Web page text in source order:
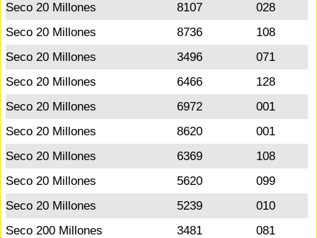
Seco 20 Millones
8107
028
Seco 20 Millones
8736
108
Seco 20 Millones
3496
071
Seco 20 Millones
6466
128
Seco 20 Millones
6972
001
Seco 20 Millones
8620
001
Seco 20 Millones
6369
108
Seco 20 Millones
5620
099
Seco 20 Millones
5239
010
Seco 200 Millones
3481
081